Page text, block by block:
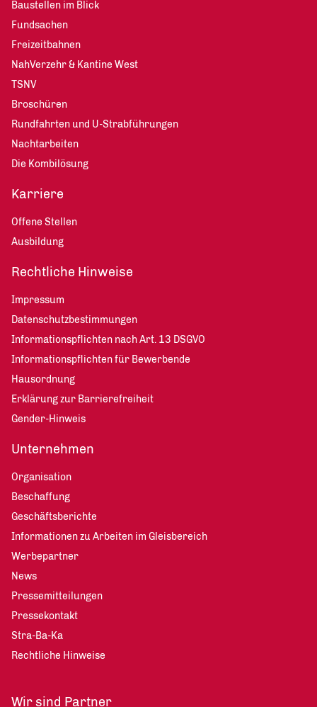
Baustellen im Blick
Fundsachen
Freizeitbahnen
NahVerzehr & Kantine West
TSNV
Broschüren
Rundfahrten und U-Strabführungen
Nachtarbeiten
Die Kombilösung
Karriere
Offene Stellen
Ausbildung
Rechtliche Hinweise
Impressum
Datenschutzbestimmungen
Informationspflichten nach Art. 13 DSGVO
Informationspflichten für Bewerbende
Hausordnung
Erklärung zur Barrierefreiheit
Gender-Hinweis
Unternehmen
Organisation
Beschaffung
Geschäftsberichte
Informationen zu Arbeiten im Gleisbereich
Werbepartner
News
Pressemitteilungen
Pressekontakt
Stra-Ba-Ka
Rechtliche Hinweise
Wir sind Partner